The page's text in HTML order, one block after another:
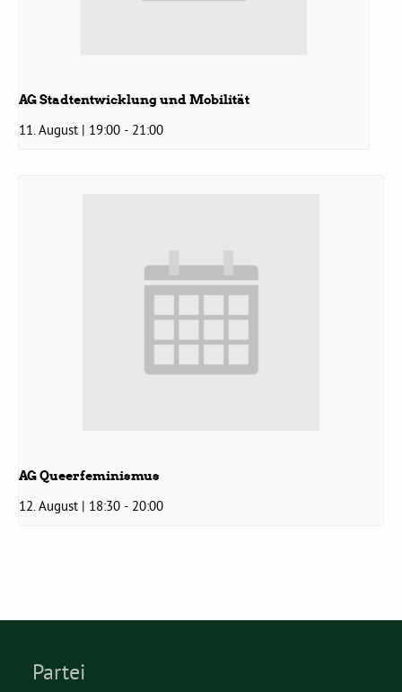
CampusGrün
Termine
AG Stadtentwicklung und Mobilität
11. August | 19:00 - 21:00
AG Queerfeminismus
12. August | 18:30 - 20:00
Partei